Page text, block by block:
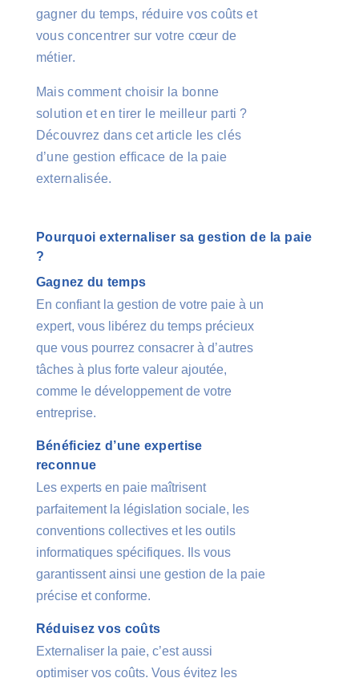
gagner du temps, réduire vos coûts et
vous concentrer sur votre cœur de
métier.
Mais comment choisir la bonne
solution et en tirer le meilleur parti ?
Découvrez dans cet article les clés
d’une gestion efficace de la paie
externalisée.
Pourquoi externaliser sa gestion de la paie
?
Gagnez du temps
En confiant la gestion de votre paie à un
expert, vous libérez du temps précieux
que vous pourrez consacrer à d’autres
tâches à plus forte valeur ajoutée,
comme le développement de votre
entreprise.
Bénéficiez d’une expertise
reconnue
Les experts en paie maîtrisent
parfaitement la législation sociale, les
conventions collectives et les outils
informatiques spécifiques. Ils vous
garantissent ainsi une gestion de la paie
précise et conforme.
Réduisez vos coûts
Externaliser la paie, c’est aussi
optimiser vos coûts. Vous évitez les